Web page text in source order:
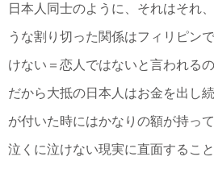
日本人同士のように、それはそれ
うな割り切った関係はフィリピン
けない＝恋人ではないと言われるの
だから大抵の日本人はお金を出し
が付いた時にはかなりの額が持っ
泣くに泣けない現実に直面すること